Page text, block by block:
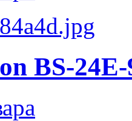
BS-24E-